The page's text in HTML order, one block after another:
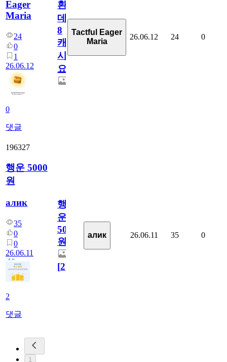
Eager
Maria
24
0
1
26.06.12
0
댓글
환
데
8
캐
시
요??
Tactful Eager
Maria
26.06.12 24 0
196327
행운 5000
원
алик
35
0
0
26.06.11
2
댓글
행
운
5000
원
[2]
алик 26.06.11 35 0
1